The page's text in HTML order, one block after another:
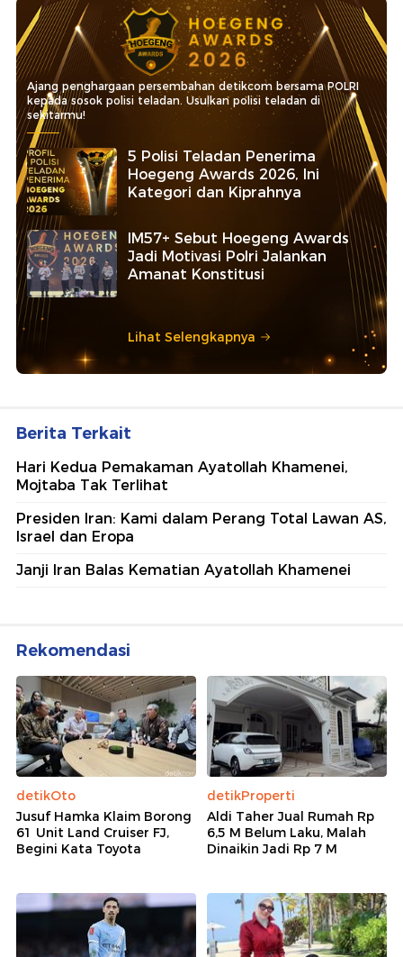
Ajang penghargaan persembahan detikcom bersama POLRI
kepada sosok polisi teladan. Usulkan polisi teladan di
sekitarmu!
5 Polisi Teladan Penerima
Hoegeng Awards 2026, Ini
Kategori dan Kiprahnya
IM57+ Sebut Hoegeng Awards
Jadi Motivasi Polri Jalankan
Amanat Konstitusi
Lihat Selengkapnya
Berita Terkait
Hari Kedua Pemakaman Ayatollah Khamenei,
Mojtaba Tak Terlihat
Presiden Iran: Kami dalam Perang Total Lawan AS,
Israel dan Eropa
Janji Iran Balas Kematian Ayatollah Khamenei
Rekomendasi
detikOto
Jusuf Hamka Klaim Borong
61 Unit Land Cruiser FJ,
Begini Kata Toyota
detikProperti
Aldi Taher Jual Rumah Rp
6,5 M Belum Laku, Malah
Dinaikin Jadi Rp 7 M